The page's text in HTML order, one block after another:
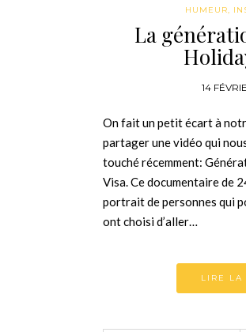
HUMEUR
La
14
On fait un petit écart à
partager une vidéo qui
touché récemment:
Visa. Ce documentaire de
portrait de personnes qui
ont choisi d’aller…
LIRE LA